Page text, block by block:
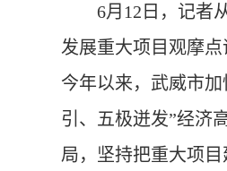
6月12日，记者从
发展重大项目观摩点
今年以来，武威市
引、五极迸发”经济
局，坚持把重大项